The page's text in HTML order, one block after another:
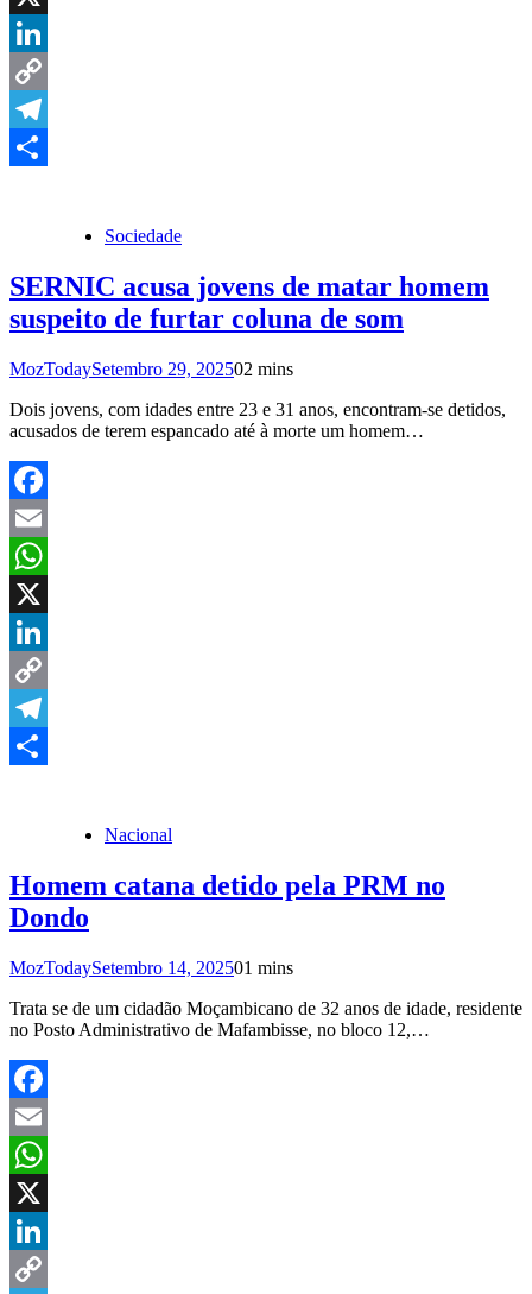
X
LinkedIn
Copy
Link
Telegram
Sociedade
SERNIC acusa jovens de matar homem
suspeito de furtar coluna de som
MozTodaySetembro 29, 202502 mins
Dois jovens, com idades entre 23 e 31 anos, encontram-se detidos,
acusados de terem espancado até à morte um homem…
Facebook
Email
WhatsApp
X
LinkedIn
Copy
Link
Telegram
Nacional
Homem catana detido pela PRM no
Dondo
MozTodaySetembro 14, 202501 mins
Trata se de um cidadão Moçambicano de 32 anos de idade, residente
no Posto Administrativo de Mafambisse, no bloco 12,…
Facebook
Email
WhatsApp
X
LinkedIn